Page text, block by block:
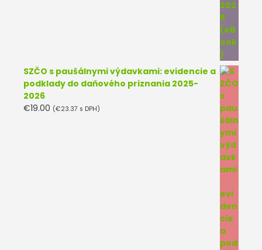
SZČO s paušálnymi výdavkami: evidencie a
podklady do daňového priznania 2025-
2026
€19.00 (€23.37 s DPH)